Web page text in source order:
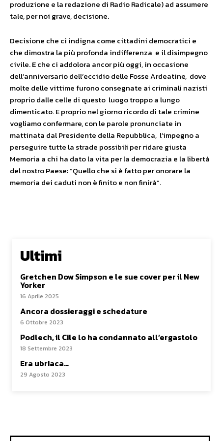
produzione e la redazione di Radio Radicale) ad assumere
tale, per noi grave, decisione.
Decisione che ci indigna come cittadini democratici e
che dimostra la più profonda indifferenza e il disimpegno
civile. E che ci addolora ancor più oggi, in occasione
dell’anniversario dell’eccidio delle Fosse Ardeatine, dove
molte delle vittime furono consegnate ai criminali nazisti
proprio dalle celle di questo luogo troppo a lungo
dimenticato. E proprio nel giorno ricordo di tale crimine
vogliamo confermare, con le parole pronunciate in
mattinata dal Presidente della Repubblica, l’impegno a
perseguire tutte la strade possibili per ridare giusta
Memoria a chi ha dato la vita per la democrazia e la libertà
del nostro Paese: “Quello che si è fatto per onorare la
memoria dei caduti non è finito e non finirà”.
Ultimi
Gretchen Dow Simpson e le sue cover per il New
Yorker
16 Aprile 2025
Ancora dossieraggi e schedature
6 Ottobre 2023
Podlech, il Cile lo ha condannato all’ergastolo
18 Settembre 2023
Era ubriaca…
29 Agosto 2023